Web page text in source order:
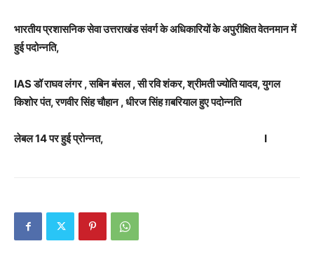
भारतीय प्रशासनिक सेवा उत्तराखंड संवर्ग के अधिकारियों के अपुरीक्षित वेतनमान में
हुई पदोन्नति,
IAS डॉ राघव लंगर , सबिन बंसल , सी रवि शंकर, श्रीमती ज्योति यादव, युगल
किशोर पंत, रणवीर सिंह चौहान , धीरज सिंह ग़बरियाल हुए पदोन्नति
लेबल 14 पर हुई प्रोन्नत, I